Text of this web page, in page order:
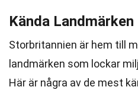
Kända Landmärken
Storbritannien är hem till
landmärken som lockar
Här är några av de mest